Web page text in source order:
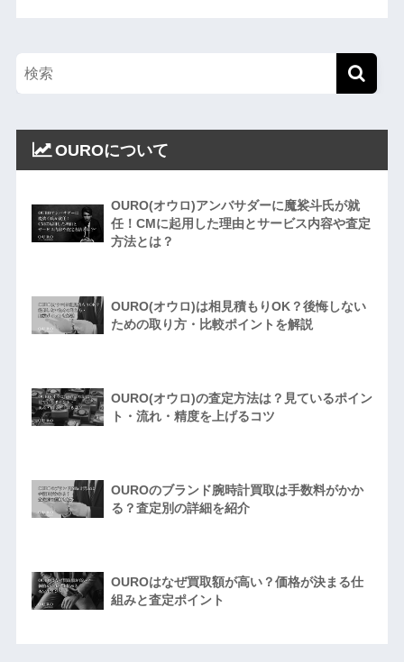
OUROについて
OURO(オウロ)アンバサダーに魔裟斗氏が就
任！CMに起用した理由とサービス内容や査定
方法とは？
OURO(オウロ)は相見積もりOK？後悔しない
ための取り方・比較ポイントを解説
OURO(オウロ)の査定方法は？見ているポイン
ト・流れ・精度を上げるコツ
OUROのブランド腕時計買取は手数料がかか
る？査定別の詳細を紹介
OUROはなぜ買取額が高い？価格が決まる仕
組みと査定ポイント